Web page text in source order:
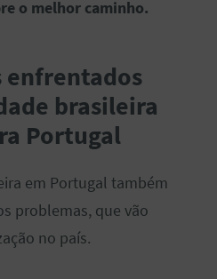
o melhor caminho.
enfrentados
brasileira
Portugal
em Portugal também
problemas, que vão
no país.